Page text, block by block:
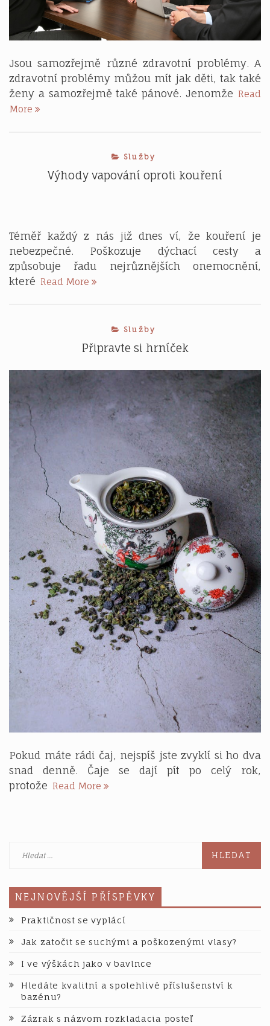
Jsou samozřejmě různé zdravotní problémy. A
zdravotní problémy můžou mít jak děti, tak také
ženy a samozřejmě také pánové. Jenomže Read
More Problémy
Služby
Výhody vapování oproti kouření
Téměř každý z nás již dnes ví, že kouření je
nebezpečné. Poškozuje dýchací cesty a
způsobuje řadu nejrůznějších onemocnění,
které Read More Výhody
Služby
Připravte si hrníček
Pokud máte rádi čaj, nejspíš jste zvyklí si ho dva
snad denně. Čaje se dají pít po celý rok,
protože Read More Připravte
NEJNOVĚJŠÍ PŘÍSPĚVKY
Praktičnost se vyplácí
Jak zatočit se suchými a poškozenými vlasy?
I ve výškách jako v bavlnce
Hledáte kvalitní a spolehlivé příslušenství k
bazénu?
Zázrak s názvom rozkladacia posteľ